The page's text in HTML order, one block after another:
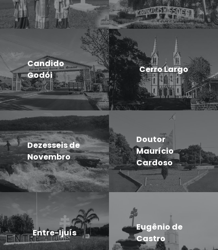
Candido
Godói
Cerro Largo
Dezesseis de
Novembro
Doutor
Maurício
Cardoso
Entre-Ijuís
Eugênio de
Castro